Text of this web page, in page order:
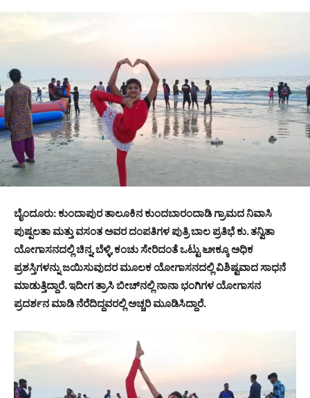
ಬೈಂದೂರು: ಕುಂದಾಪುರ ತಾಲೂಕಿನ ಕುಂದಬಾರಂದಾಡಿ ಗ್ರಾಮದ ನಿವಾಸಿ
ಪುಷ್ಪಲತಾ ಮತ್ತು ವಸಂತ ಅವರ ದಂಪತಿಗಳ ಪುತ್ರಿ ಬಾಲ ಪ್ರತಿಭೆ ಕು. ತನ್ವಿತಾ
ಯೋಗಾಸನದಲ್ಲಿ ಚಿನ್ನ,ಬೆಳ್ಳಿ,ಕಂಚು ಸೇರಿದಂತೆ ಒಟ್ಟು ೬೫ಕ್ಕೂ ಅಧಿಕ
ಪ್ರಶಸ್ತಿಗಳನ್ನು ಜಯಿಸುವುದರ ಮೂಲಕ ಯೋಗಾಸನದಲ್ಲಿ ವಿಶಿಷ್ಟವಾದ ಸಾಧನೆ
ಮಾಡುತ್ತಿದ್ದಾರೆ. ಇದೀಗ ತ್ರಾಸಿ ಬೀಚ್‌ನಲ್ಲಿ ನಾನಾ ಭಂಗಿಗಳ ಯೋಗಾಸನ
ಪ್ರದರ್ಶನ ಮಾಡಿ ನೆರೆದಿದ್ದವರಲ್ಲಿ ಅಚ್ಚರಿ ಮೂಡಿಸಿದ್ದಾರೆ.